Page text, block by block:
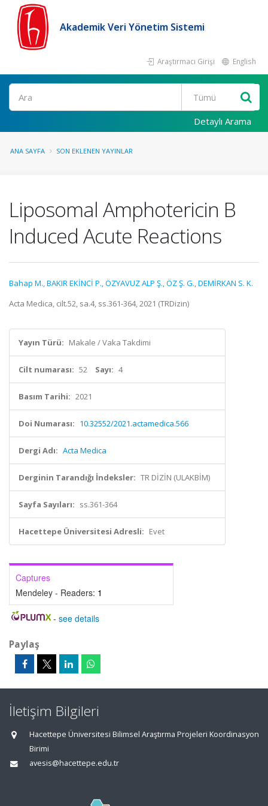
Akademik Veri Yönetim Sistemi
Araştırmacı Girişi English
Ara
Detaylı Arama
ANA SAYFA SON EKLENEN YAYINLAR
Liposomal Amphotericin B
Induced Acute Reactions
Bahap M.,BAKIR EKİNCİ P.,ÖZYAVUZ ALP Ş.,ÖZ Ş. G.,DEMİRKAN S. K.
Acta Medica, cilt.52, sa.4, ss.361-364, 2021 (TRDizin)
Yayın Türü: Makale / Vaka Takdimi
Cilt numarası: 52 Sayı: 4
Basım Tarihi: 2021
Doi Numarası: 10.32552/2021.actamedica.566
Dergi Adı: Acta Medica
Derginin Tarandığı İndeksler: TR DİZİN (ULAKBİM)
Sayfa Sayıları: ss.361-364
Hacettepe Üniversitesi Adresli: Evet
Captures
Mendeley - Readers: 1
- see details
Paylaş
İletişim Bilgileri
Hacettepe Üniversitesi Bilimsel Araştırma Projeleri Koordinasyon
Birimi
avesis@hacettepe.edu.tr